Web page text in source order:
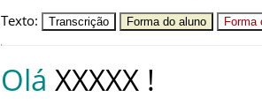
Texto: Transcrição Forma do aluno Forma
Olá XXXXX !